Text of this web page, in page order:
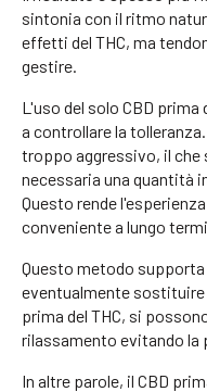
sintonia con il ritmo
effetti del THC, ma
gestire.
L'uso del solo CBD
a controllare la
troppo aggressivo, il che
necessaria una quantità
Questo rende
conveniente a lungo
Questo metodo
eventualmente sostituire
prima del THC, si
rilassamento evitando
In altre parole, il CBD